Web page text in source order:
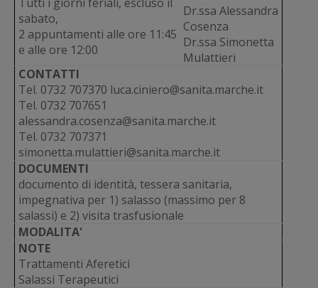
sabato,
2 appuntamenti alle ore 11:45
e alle ore 12:00
Dr.ssa Alessandra
Cosenza
Dr.ssa Simonetta
Mulattieri
CONTATTI
Tel. 0732 707370 luca.ciniero@sanita.marche.it
Tel. 0732 707651
alessandra.cosenza@sanita.marche.it
Tel. 0732 707371
simonetta.mulattieri@sanita.marche.it
DOCUMENTI
documento di identità, tessera sanitaria,
impegnativa per 1) salasso (massimo per 8
salassi) e 2) visita trasfusionale
MODALITA'
NOTE
Trattamenti Aferetici
Salassi Terapeutici